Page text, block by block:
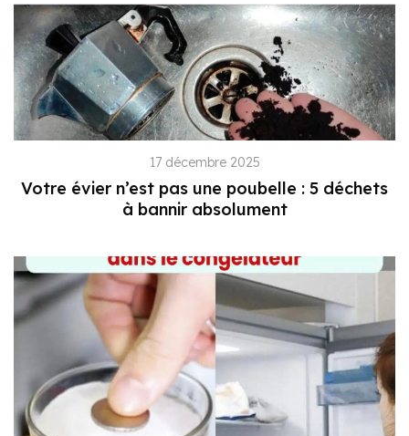
17 décembre 2025
Votre évier n’est pas une poubelle : 5 déchets
à bannir absolument